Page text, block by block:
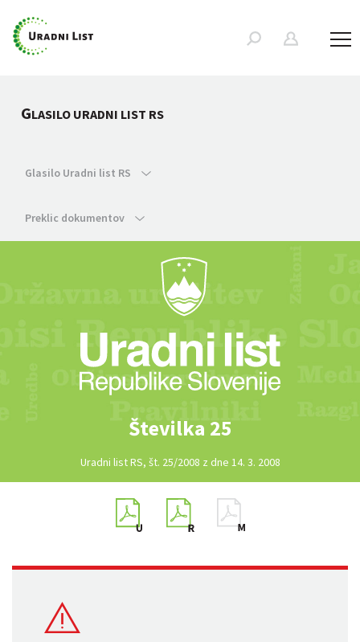
GLASILO URADNI LIST RS
Glasilo Uradni list RS
Preklic dokumentov
Številka 25
Uradni list RS, št. 25/2008 z dne 14. 3. 2008